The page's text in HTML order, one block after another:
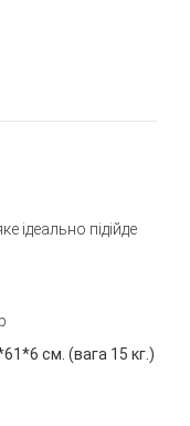
ідеально підійде
см. (вага 15 кг.)